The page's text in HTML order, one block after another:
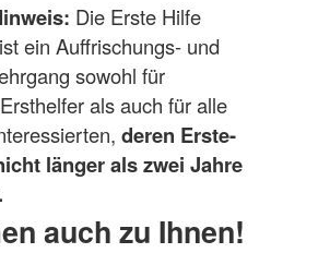
Die Erste Hilfe
ein Auffrischungs- und
sowohl für
als auch für alle
deren Erste-
länger als zwei Jahre
auch zu Ihnen!